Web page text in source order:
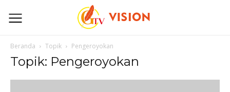
Beranda Topik Pengeroyokan
Topik: Pengeroyokan